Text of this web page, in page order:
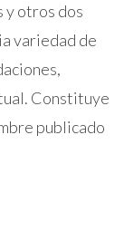
y otros dos
variedad de
Constituye
publicado